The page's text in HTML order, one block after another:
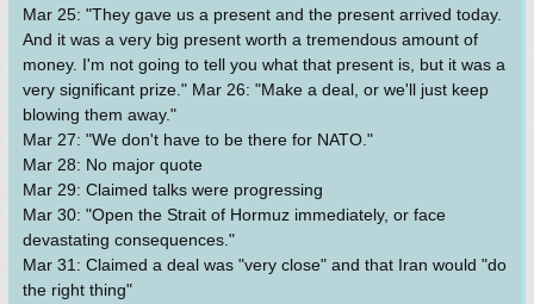
Mar 25: "They gave us a present and the present arrived today.
And it was a very big present worth a tremendous amount of
money. I'm not going to tell you what that present is, but it was a
very significant prize." Mar 26: "Make a deal, or we'll just keep
blowing them away."
Mar 27: "We don't have to be there for NATO."
Mar 28: No major quote
Mar 29: Claimed talks were progressing
Mar 30: "Open the Strait of Hormuz immediately, or face
devastating consequences."
Mar 31: Claimed a deal was "very close" and that Iran would "do
the right thing"